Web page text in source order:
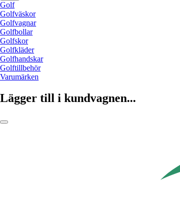
Golf
Golfväskor
Golfvagnar
Golfbollar
Golfskor
Golfkläder
Golfhandskar
Golftillbehör
Varumärken
Lägger till i kundvagnen...